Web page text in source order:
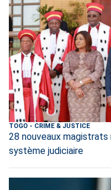
TOGO - CRIME & JUSTICE
28 nouveaux
système judiciaire